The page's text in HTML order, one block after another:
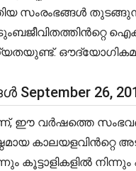
സംരംഭങ്ങൾ
26,
ഈ വർഷത്തെ